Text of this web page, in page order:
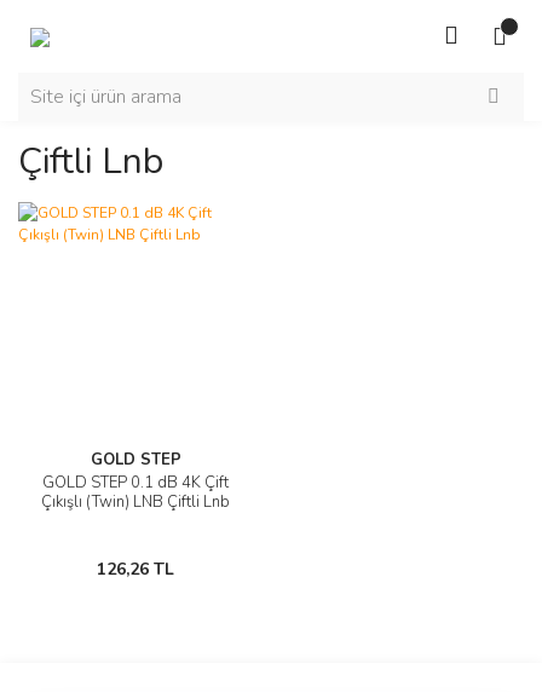
Çiftli Lnb
GOLD STEP
GOLD STEP 0.1 dB 4K Çift
Çıkışlı (Twin) LNB Çiftli Lnb
126,26 TL